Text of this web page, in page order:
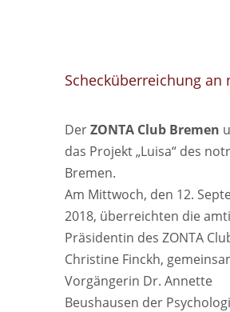
Schecküberreichung an
DerZONTA Club Bremen
das Projekt „Luisa“ des
Bremen.
Am Mittwoch, den 12.
2018, überreichten die
Präsidentin des ZONTA
Christine Finckh,
Vorgängerin Dr. Annette
Beushausen der